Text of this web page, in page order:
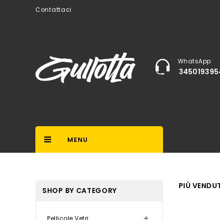
Contattaci
WhatsApp
MENU
SHOP BY CATEGORY
Pellicole Vetri 
PIÙ